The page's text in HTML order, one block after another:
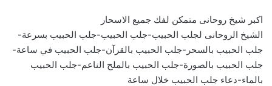
اكبر شيخ روحانى متمكن لفك جميع الاسحار
الشيخ الروحانى لجلب الحبيب-جلب الحبيب-جلب الحبيب بسرعة-
جلب الحبيب بالسحر-جلب الحبيب بالقرآن-جلب الحبيب في ساعة-
جلب الحبيب بالصورة-جلب الحبيب بالملح الناعم-جلب الحبيب
بالماء-دعاء جلب الحبيب خلال ساعة